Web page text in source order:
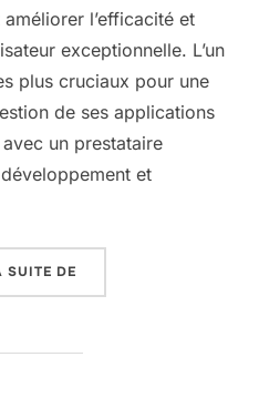
l’efficacité et
exceptionnelle. L’un
plus cruciaux pour une
de ses applications
un prestataire
et
SUITE DE